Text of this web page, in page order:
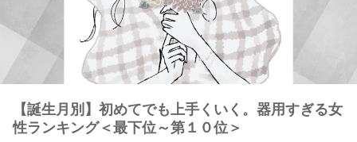
【誕生月別】初めてでも上手くいく。器用すぎる女
性ランキング＜最下位～第１０位＞